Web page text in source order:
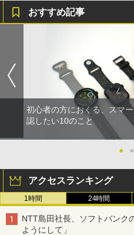
おすすめ記事
初心者の方におくる、スマ
認したい10のこと
● ●
アクセスランキング
1時間 24時間
NTT島田社長、ソフトバンク
ようにして」